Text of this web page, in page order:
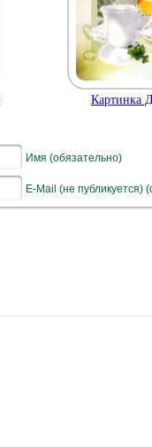
Картинка
Имя (обязательно)
E-Mail (не публикуется)